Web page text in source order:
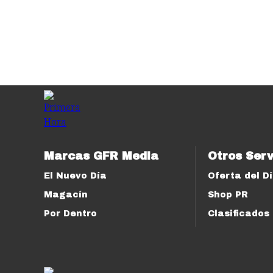
Marcas GFR Media
El Nuevo Día
Magacín
Por Dentro
Otros
Oferta del
Shop PR
Clasificados